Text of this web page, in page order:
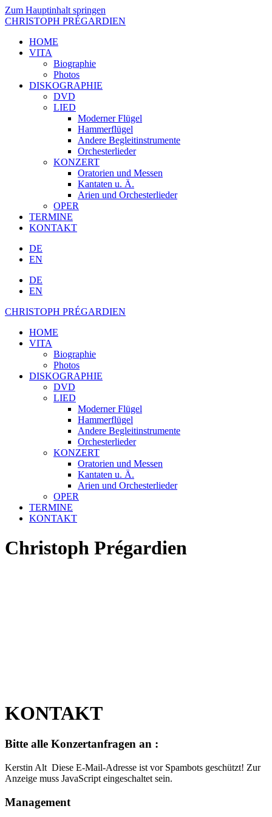
Zum Hauptinhalt springen
CHRISTOPH PRÉGARDIEN
HOME
VITA
Biographie
Photos
DISKOGRAPHIE
DVD
LIED
Moderner Flügel
Hammerflügel
Andere Begleitinstrumente
Orchesterlieder
KONZERT
Oratorien und Messen
Kantaten u. Ä.
Arien und Orchesterlieder
OPER
TERMINE
KONTAKT
DE
EN
DE
EN
CHRISTOPH PRÉGARDIEN
HOME
VITA
Biographie
Photos
DISKOGRAPHIE
DVD
LIED
Moderner Flügel
Hammerflügel
Andere Begleitinstrumente
Orchesterlieder
KONZERT
Oratorien und Messen
Kantaten u. Ä.
Arien und Orchesterlieder
OPER
TERMINE
KONTAKT
Christoph Prégardien
KONTAKT
Bitte alle Konzertanfragen an :
Kerstin Alt Diese E-Mail-Adresse ist vor Spambots geschützt! Zur
Anzeige muss JavaScript eingeschaltet sein.
Management